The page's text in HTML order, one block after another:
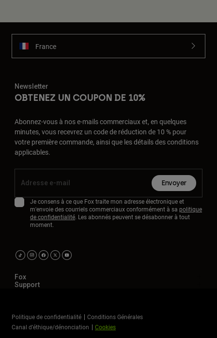
France
Newsletter
OBTENEZ UN COUPON DE 10%
Abonnez-vous à nos e-mails commerciaux et, en quelques
minutes, vous recevrez un code de réduction de 10 % pour
votre première commande, ainsi que les détails des conditions
applicables.
Envoyer
Je consens à ce que Fox traite mon adresse électronique et
m'envoie des courriels commerciaux conformément à sa politique
de confidentialité. Les abonnés peuvent se désabonner à tout
moment.
Fox
Support
Politique de confidentialité
Conditions Générales
Canal d’éthique/dénonciation
Cookies